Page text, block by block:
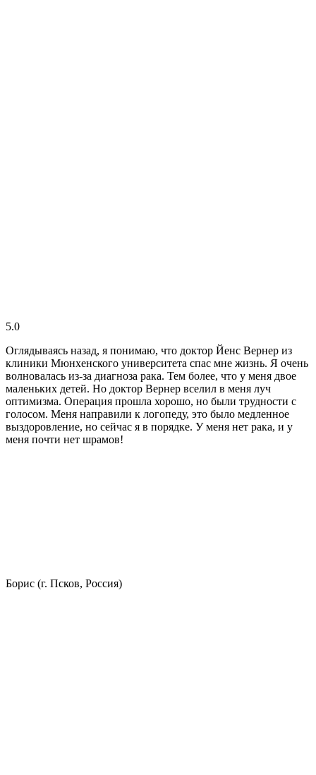
5.0
Оглядываясь назад, я понимаю, что доктор Йенс Вернер из
клиники Мюнхенского университета спас мне жизнь. Я очень
волновалась из-за диагноза рака. Тем более, что у меня двое
маленьких детей. Но доктор Вернер вселил в меня луч
оптимизма. Операция прошла хорошо, но были трудности с
голосом. Меня направили к логопеду, это было медленное
выздоровление, но сейчас я в порядке. У меня нет рака, и у
меня почти нет шрамов!
Борис (г. Псков, Россия)